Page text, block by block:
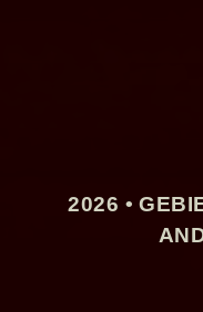
2026 •